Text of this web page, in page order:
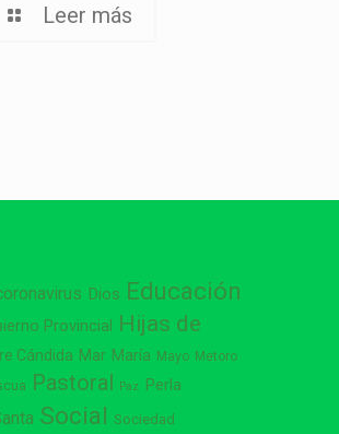
Leer más
Dios Educación
Provincial
Hijas de
Cándida Mar María Mayo Metoro
Pastoral Paz Perla
Social Sociedad